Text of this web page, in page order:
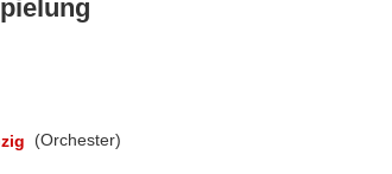
(Orchester)